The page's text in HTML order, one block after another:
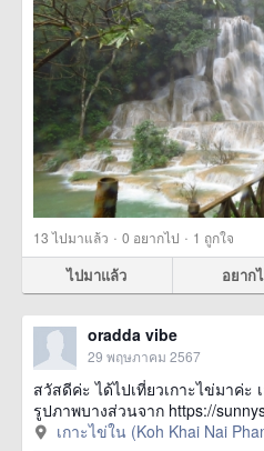
13ไปมาแล้ว · 0 อยากไป · 1 ถูกใจ
ไปมาแล้ว อยาก
oradda vibe
29 พฤษภาคม 2567
สวัสดีค่ะ ได้ไปเที่ยวเกาะไข่มาค่ะ
รูปภาพบางส่วนจาก https://
เกาะไข่ใน (Koh Khai Nai